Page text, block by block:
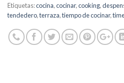
Etiquetas:cocina,cocinar,cooking,
tendedero,terraza,tiempo de cocinar,